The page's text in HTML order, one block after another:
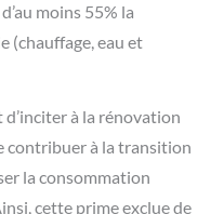
moins 55% la
(chauffage, eau et
d’inciter à la rénovation
contribuer à la transition
la consommation
cette prime exclue de